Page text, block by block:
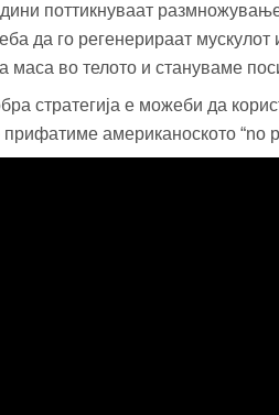
поттикнуваат
да го регенерираат
маса во телото и стануваме
стратегија е можеби да
прифатиме американоското “no